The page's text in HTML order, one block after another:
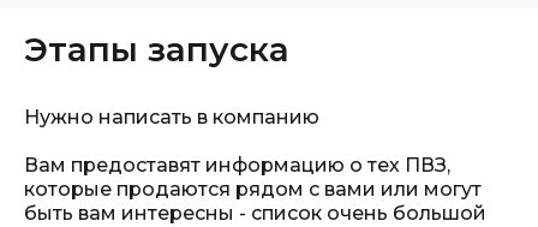
Этапы запуска
Нужно написать в компанию
Вам предоставят информацию о тех ПВЗ,
которые продаются рядом с вами или могут
быть вам интересны - список очень большой